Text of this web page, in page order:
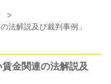
>
法解説及び裁判事例」
賃金関連の法解説及